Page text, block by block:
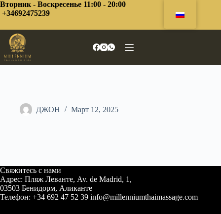
Перейти
к
Вторник - Воскресенье 11:00 - 20:00
+34692475239
ДЖОН Март 12, 2025
Свяжитесь с нами
Адрес: Пляж Леванте, Av. de Madrid, 1,
03503 Бенидорм, Аликанте
Телефон: +34 692 47 52 39 info@millenniumthaimassage.com